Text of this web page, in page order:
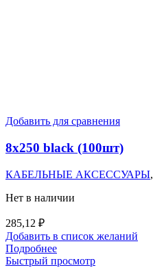
Добавить для сравнения
8х250 black (100шт)
КАБЕЛЬНЫЕ АКСЕССУАРЫ,
Нет в наличии
285,12 ₽
Добавить в список желаний
Подробнее
Быстрый просмотр